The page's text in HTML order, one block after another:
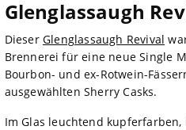
Glenglassaugh
Dieser Glenglassaugh Revival
Brennerei für eine neue Single
Bourbon- und ex-Rotwein-
ausgewählten Sherry Casks.
Im Glas leuchtend